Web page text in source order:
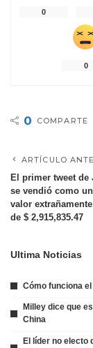
0
0
0 COMPARTE
ARTÍCULO
El primer tweet de
se vendió como
valor
de $ 2,915,835.47
Ultima Noticias
Cómo funciona
Milley dice que
China
El líder no electo